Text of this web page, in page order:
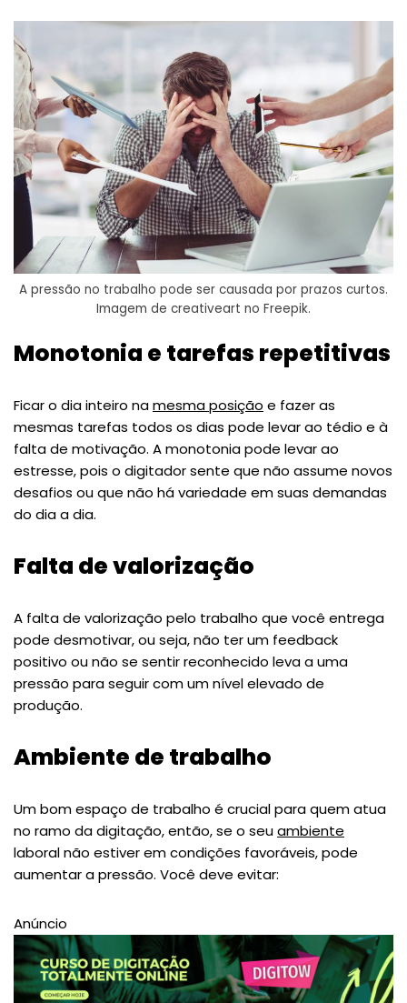
A pressão no trabalho pode ser causada por prazos curtos.
Imagem de creativeart no Freepik.
Monotonia e tarefas repetitivas
Ficar o dia inteiro namesma posição e fazer as
mesmas tarefas todos os dias pode levar ao tédio e à
falta de motivação. A monotonia pode levar ao
estresse, pois o digitador sente que não assume novos
desafios ou que não há variedade em suas demandas
do dia a dia.
Falta de valorização
A falta de valorização pelo trabalho que você entrega
pode desmotivar, ou seja, não ter um feedback
positivo ou não se sentir reconhecido leva a uma
pressão para seguir com um nível elevado de
produção.
Ambiente de trabalho
Um bom espaço de trabalho é crucial para quem atua
no ramo da digitação, então, se o seuambiente
laboral não estiver em condições favoráveis, pode
aumentar a pressão. Você deve evitar:
Anúncio